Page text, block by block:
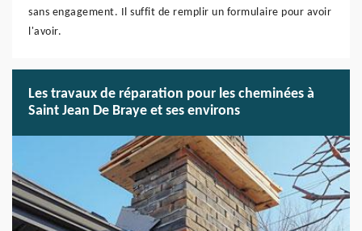
sans engagement. Il suffit de remplir un formulaire pour avoir
l'avoir.
Les travaux de réparation pour les cheminées à
Saint Jean De Braye et ses environs